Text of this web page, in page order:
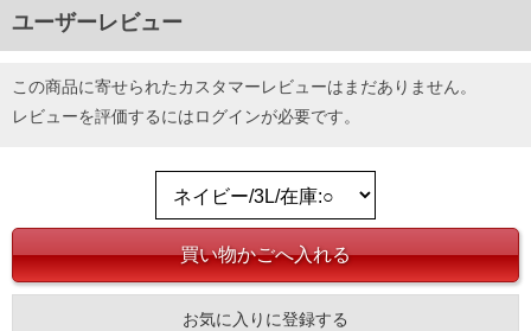
ユーザーレビュー
この商品に寄せられたカスタマーレビューはまだありません。
レビューを評価するにはログインが必要です。
お気に入りに登録する